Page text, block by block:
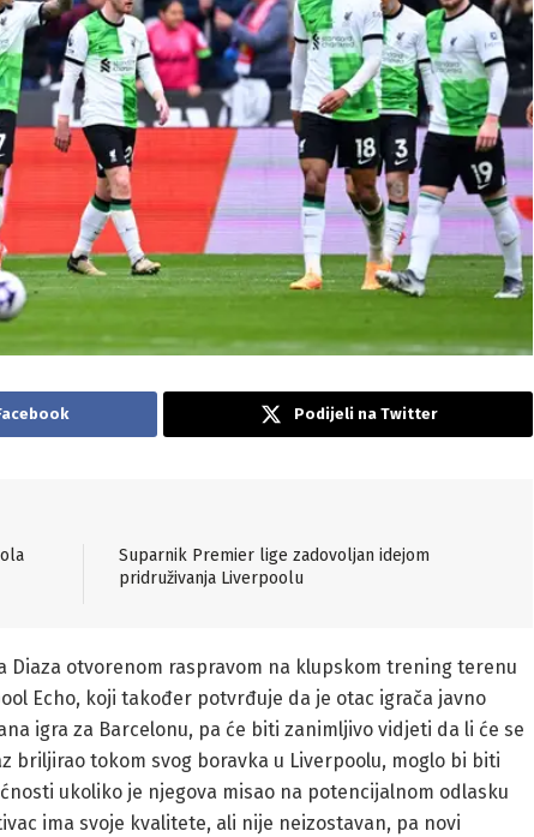
Podijeli na Twitter
Suparnik Premier lige zadovoljan idejom
pridruživanja Liverpoolu
Diaza otvorenom raspravom na klupskom trening terenu
Echo, koji također potvrđuje da je otac igrača javno
igra za Barcelonu, pa će biti zanimljivo vidjeti da li će se
briljirao tokom svog boravka u Liverpoolu, moglo bi biti
ukoliko je njegova misao na potencijalnom odlasku
ima svoje kvalitete, ali nije neizostavan, pa novi